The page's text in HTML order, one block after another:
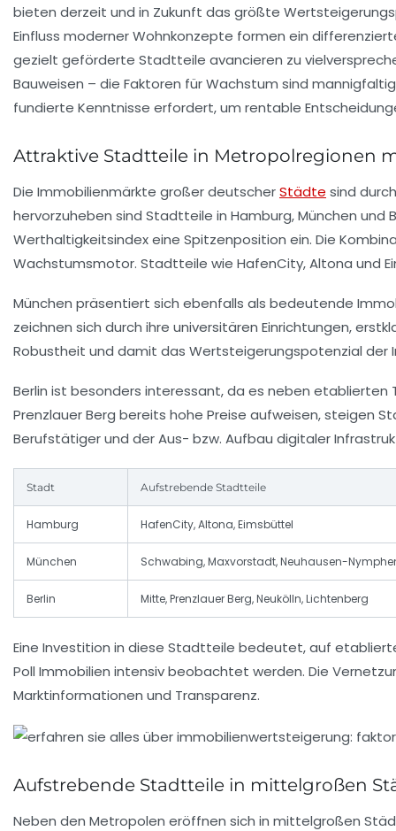
bieten derzeit und in Zukunft das größte
Einfluss moderner Wohnkonzepte formen ein
gezielt geförderte Stadtteile avancieren zu
Bauweisen – die Faktoren für Wachstum sind
fundierte Kenntnisse erfordert, um rentable
Attraktive Stadtteile in Metropolregionen
Die Immobilienmärkte großer deutscherStädte sind
hervorzuheben sind Stadtteile in Hamburg, München
Werthaltigkeitsindex eine Spitzenposition ein. Die
Wachstumsmotor. Stadtteile wie HafenCity, Altona und
München präsentiert sich ebenfalls als bedeutende
zeichnen sich durch ihre universitären Einrichtungen,
Robustheit und damit das Wertsteigerungspotenzial der
Berlin ist besonders interessant, da es neben
Prenzlauer Berg bereits hohe Preise aufweisen, steigen
Berufstätiger und der Aus- bzw. Aufbau digitaler
Stadt Aufstrebende Stadtteile
Hamburg HafenCity, Altona, Eimsbüttel
München Schwabing, Maxvorstadt, Neuhausen-
Berlin Mitte, Prenzlauer Berg, Neukölln, Lichtenberg
Eine Investition in diese Stadtteile bedeutet, auf
Poll Immobilien intensiv beobachtet werden. Die
Marktinformationen und Transparenz.
Aufstrebende Stadtteile in mittelgroßen
Neben den Metropolen eröffnen sich in mittelgroßen